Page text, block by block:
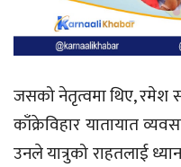
जसको नेतृत्वमा थिए, रमेश
काँक्रेविहार यातायात
उनले यात्रुको राहतलाई